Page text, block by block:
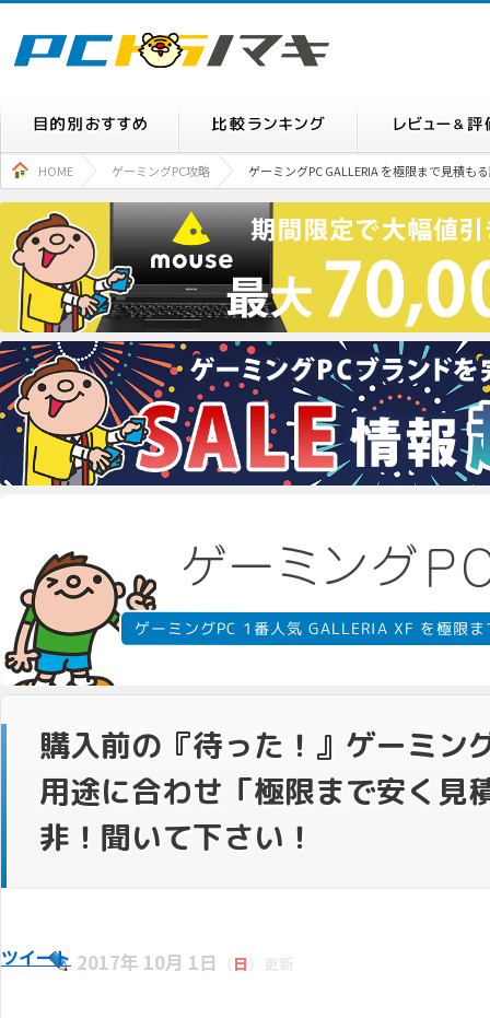
HOME ゲーミングPC攻略 ゲーミングPC GALLERIA を極限まで見積も
ゲーミングPC 1番人気 GALLERIA XF を極限
購入前の『待った！』ゲーミン
用途に合わせ「極限まで安く見
非！聞いて下さい！
ツイート 2017年 10月 1日 日